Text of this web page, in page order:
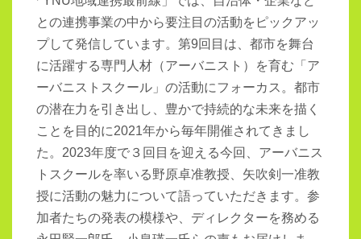
との連携事業の中から要注目の活動をピックアッ
プして発信しています。第9回目は、都市を舞台
に活躍する専門人材（アーバニスト）を育む「ア
ーバニストスクール」の活動にフォーカス。都市
の潜在力を引き出し、豊かで持続的な未来を描く
ことを目的に2021年から毎年開催されてきまし
た。2023年度で３回目を迎える今回、アーバニス
トスクールを率いる野原卓准教授、矢吹剣一准教
授に活動の魅力について語っていただきます。参
加者たちの発表の模様や、ディレクターを務める